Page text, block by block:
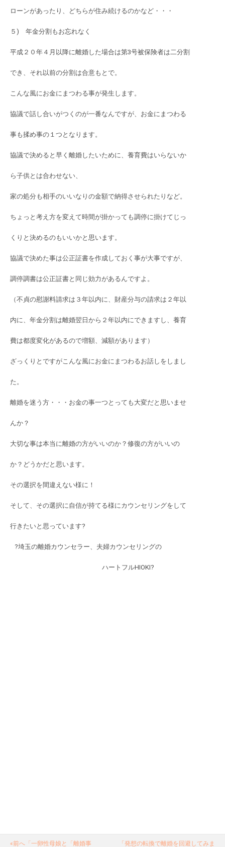
ローンがあったり、どちらが住み続けるのかなど・・・
５) 年金分割もお忘れなく
平成２０年４月以降に離婚した場合は第3号被保険者は二分割
でき、それ以前の分割は合意もとで。
こんな風にお金にまつわる事が発生します。
協議で話し合いがつくのが一番なんですが、お金にまつわる
事も揉め事の１つとなります。
協議で決めると早く離婚したいために、養育費はいらないか
ら子供とは合わせない、
家の処分も相手のいいなりの金額で納得させられたりなど。
ちょっと考え方を変えて時間が掛かっても調停に掛けてじっ
くりと決めるのもいいかと思います。
協議で決めた事は公正証書を作成しておく事が大事ですが、
調停調書は公正証書と同じ効力があるんですよ。
（不貞の慰謝料請求は３年以内に、財産分与の請求は２年以
内に、年金分割は離婚翌日から２年以内にできますし、養育
費は都度変化があるので増額、減額があります）
ざっくりとですがこんな風にお金にまつわるお話しをしまし
た。
離婚を迷う方・・・お金の事一つとっても大変だと思いませ
んか？
大切な事は本当に離婚の方がいいのか？修復の方がいいの
か？どうかだと思います。
その選択を間違えない様に！
そして、その選択に自信が持てる様にカウンセリングをして
行きたいと思っています?
?埼玉の離婚カウンセラー、夫婦カウンセリングの
ハートフルHIOKI?
«前へ「一卵性母娘と「離婚事 「発想の転換で離婚を回避してみま